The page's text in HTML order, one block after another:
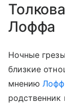
Лоффа
Ночные
близкие
мнению
родственник